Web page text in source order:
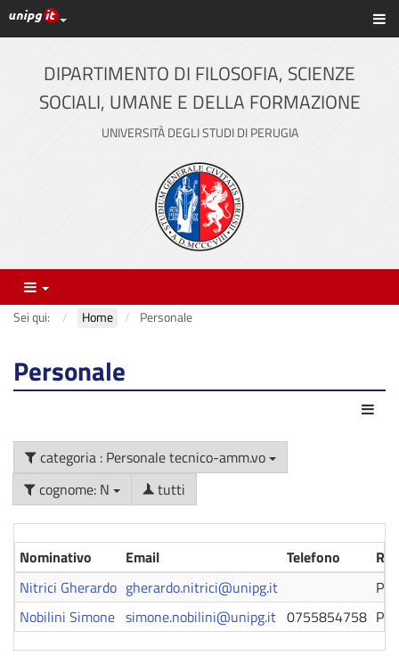
Vai
al
contenuto
principale
Link ai principali servizi web di Ateneo
DIPARTIMENTO DI FILOSOFIA, SCIENZE
SOCIALI, UMANE E DELLA FORMAZIONE
UNIVERSITÀ DEGLI STUDI DI PERUGIA
Menu
Sei qui: Home Personale
Personale
categoria : Personale tecnico-amm.vo
cognome: N
tutti
Nominativo Email Telefono
Nitrici Gherardo gherardo.nitrici@unipg.it
Nobilini Simone simone.nobilini@unipg.it 0755854758